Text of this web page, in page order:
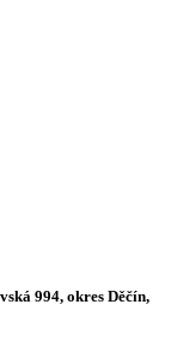
994, okres Děčín,